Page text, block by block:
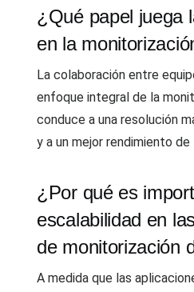
¿Qué papel juega
en la
La colaboración entre
enfoque integral de la
conduce a una resolución
y a un mejor rendimiento de
¿Por qué es
escalabilidad en
de monitorización
A medida que las